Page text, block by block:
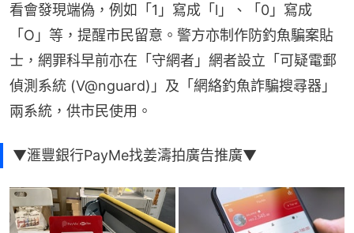
看會發現端偽，例如「1」寫成「l」、「0」寫成
「O」等，提醒市民留意。警方亦制作防釣魚騙案貼
士，網罪科早前亦在「守網者」網者設立「可疑電郵
偵測系統 (V@nguard)」及「網絡釣魚詐騙搜尋器」
兩系統，供市民使用。
▼滙豐銀行PayMe找姜濤拍廣告推廣▼